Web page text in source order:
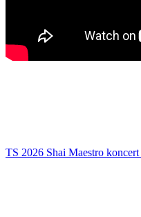
TS 2026 Shai Maestro koncert